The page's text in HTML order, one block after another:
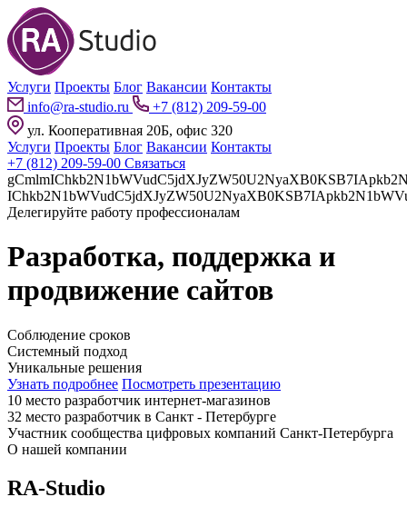
Услуги Проекты Блог Вакансии Контакты
info@ra-studio.ru
+7 (812) 209-59-00
ул. Кооперативная 20Б, офис 320
Услуги Проекты Блог Вакансии Контакты
+7 (812) 209-59-00 Связаться
Делегируйте работу профессионалам
Разработка, поддержка и
продвижение сайтов
Соблюдение сроков
Системный подход
Уникальные решения
Узнать подробнее Посмотреть презентацию
10 место разработчик интернет-магазинов
32 место разработчик в Санкт - Петербурге
Участник сообщества цифровых компаний Санкт-Петербурга
О нашей компании
RA-Studio